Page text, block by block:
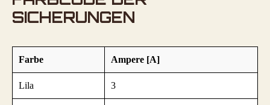
SICHERUNGEN
Farbe Ampere [A]
Lila 3